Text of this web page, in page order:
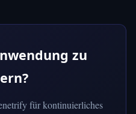
zu
für kontinuierliches